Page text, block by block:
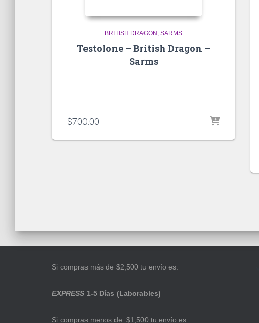
BRITISH DRAGON SARMS
Testolone – British Dragon –
Sarms
$700.00
Si compras más de $2,500 tu envío es:
EXPRESS 1-5 Días (Laborables)
Si compras menos de $1,500 tu envío es: